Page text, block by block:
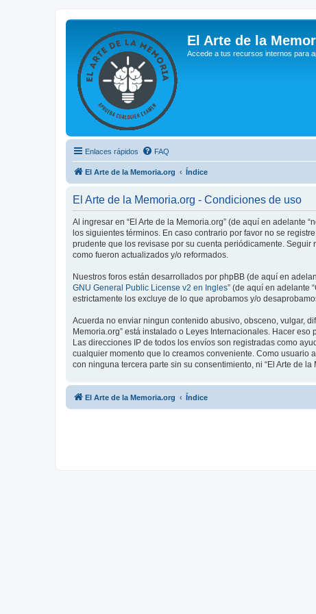
El Arte de la
Accede a tus recursos internos para
Enlaces rápidos FAQ
El Arte de la Memoria.org Índice
El Arte de la Memoria.org - Condiciones de uso
Al ingresar en “El Arte de la Memoria.org” (de aquí en adelante
los siguientes términos. En caso contrario por favor no se
prudente que los revisase por su cuenta periódicamente. Seguir
como fueron actualizados y/o reformados.
Nuestros foros están desarrollados por phpBB (de aquí en
GNU General Public License v2 en Ingles” (de aquí en adelante
estrictamente los excluye de lo que aprobamos y/o
Acuerda no enviar ningun contenido abusivo, obsceno, vulgar,
Memoria.org” está instalado o Leyes Internacionales. Hacer
Las direcciones IP de todos los envíos son registradas como
cualquier momento que lo creamos conveniente. Como
con ninguna tercera parte sin su consentimiento, ni “El Arte de
El Arte de la Memoria.org Índice